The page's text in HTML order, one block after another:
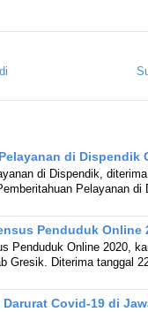
di Dispendik
di Dispendik,
Pelayanan di
Penduduk Online
Penduduk Online 2020,
Gresik. Diterima tanggal
Covid-19 di